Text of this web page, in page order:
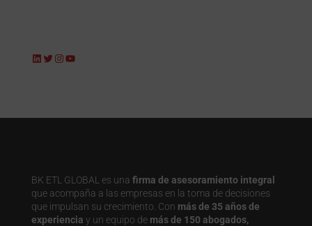
LinkedIn
Twitter
Instagram
YouTube
BK ETL GLOBAL es una firma de asesoramiento integral
que acompaña a las empresas en la toma de decisiones
que impulsan su crecimiento. Con más de 35 años de
experiencia y un equipo de más de 150 abogados,